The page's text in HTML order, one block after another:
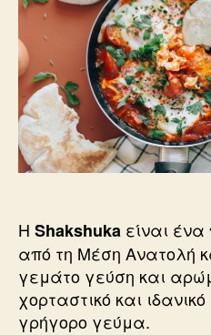
Η Shakshuka είναι
από τη Μέση Ανατολή
γεμάτο γεύση και
χορταστικό και
γρήγορο γεύμα.